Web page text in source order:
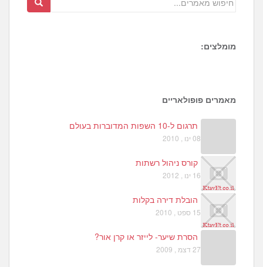
מומלצים:
מאמרים פופולאריים
תרגום ל-10 השפות המדוברות בעולם
08 ינו , 2010
קורס ניהול רשתות
16 ינו , 2012
הובלת דירה בקלות
15 ספט , 2010
הסרת שיער- לייזר או קרן אור?
27 דצמ , 2009